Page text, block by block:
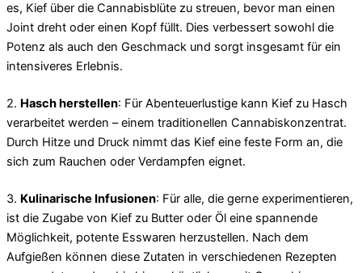
es, Kief über die Cannabisblüte zu streuen, bevor man einen
Joint dreht oder einen Kopf füllt. Dies verbessert sowohl die
Potenz als auch den Geschmack und sorgt insgesamt für ein
intensiveres Erlebnis.
2. Hasch herstellen: Für Abenteuerlustige kann Kief zu Hasch
verarbeitet werden – einem traditionellen Cannabiskonzentrat.
Durch Hitze und Druck nimmt das Kief eine feste Form an, die
sich zum Rauchen oder Verdampfen eignet.
3. Kulinarische Infusionen: Für alle, die gerne experimentieren,
ist die Zugabe von Kief zu Butter oder Öl eine spannende
Möglichkeit, potente Esswaren herzustellen. Nach dem
Aufgießen können diese Zutaten in verschiedenen Rezepten